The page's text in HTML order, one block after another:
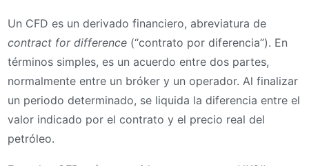
Un CFD es un derivado financiero, abreviatura de
contract for difference (“contrato por diferencia”). En
términos simples, es un acuerdo entre dos partes,
normalmente entre un bróker y un operador. Al finalizar
un periodo determinado, se liquida la diferencia entre el
valor indicado por el contrato y el precio real del
petróleo.